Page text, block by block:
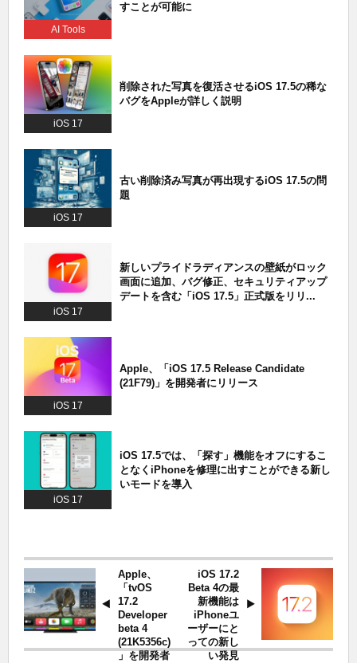
AI Tools
すことが可能に
iOS 17
削除された写真を復活させるiOS 17.5の稀な
バグをAppleが詳しく説明
iOS 17
古い削除済み写真が再出現するiOS 17.5の問
題
iOS 17
新しいプライドラディアンスの壁紙がロック
画面に追加、バグ修正、セキュリティアップ
デートを含む「iOS 17.5」正式版をリリ...
iOS 17
Apple、「iOS 17.5 Release Candidate
(21F79)」を開発者にリリース
iOS 17
iOS 17.5では、「探す」機能をオフにするこ
となくiPhoneを修理に出すことができる新し
いモードを導入
Apple、
「tvOS
17.2
Developer
beta 4
(21K5356c)
」を開発者
iOS 17.2
Beta 4の最
新機能は
iPhoneユ
ーザーにと
っての新し
い発見